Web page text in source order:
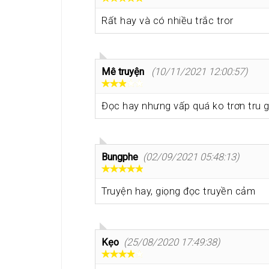
Rất hay và có nhiều trắc tror
Mê truyện (10/11/2021 12:00:57)
Đọc hay nhưng vấp quá ko trơn tru
Bungphe (02/09/2021 05:48:13)
Truyện hay, giọng đọc truyền cảm
Kẹo (25/08/2020 17:49:38)